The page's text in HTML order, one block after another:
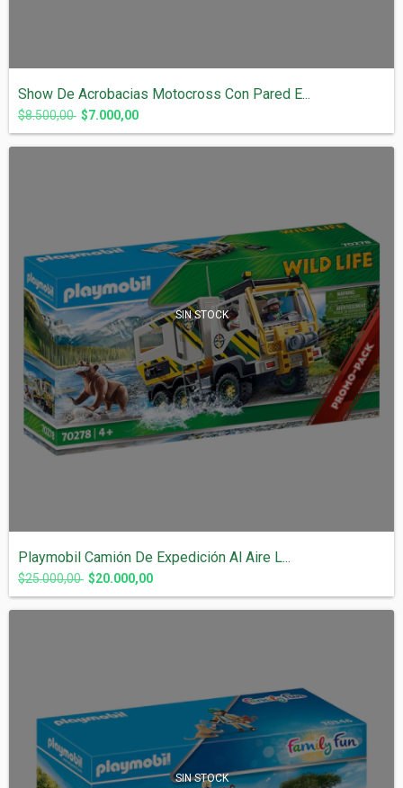
Show De Acrobacias Motocross Con Pared E...
$8.500,00 $7.000,00
SIN STOCK
Playmobil Camión De Expedición Al Aire L...
$25.000,00 $20.000,00
SIN STOCK